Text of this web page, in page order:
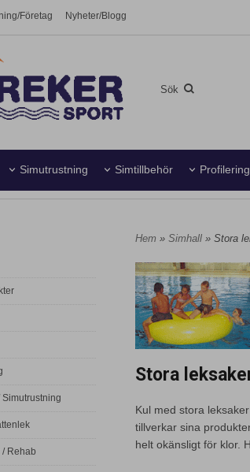
Företag Nyheter/Blogg
Simutrustning Simtillbehör Profilering
Rehab
Hem » Simhall » Stora
Stora
Kul med stora
tillverkar sina
helt okänsligt för klor.